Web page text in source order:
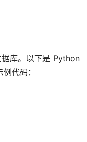
库。以下是 Python
代码：